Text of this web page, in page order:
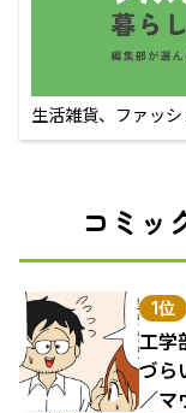
生活雑貨、ファッ
えるECサイト
コミッ
1位
工学
づら
／マ